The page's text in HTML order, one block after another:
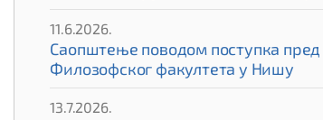
11.6.2026.
Саопштење поводом поступка
Филозофског факултета у Нишу
13.7.2026.